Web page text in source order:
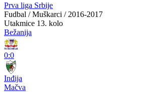
Prva liga Srbije
Fudbal / Muškarci / 2016-2017
Utakmice 13. kolo
Bežanija
0:0
Inđija
Mačva